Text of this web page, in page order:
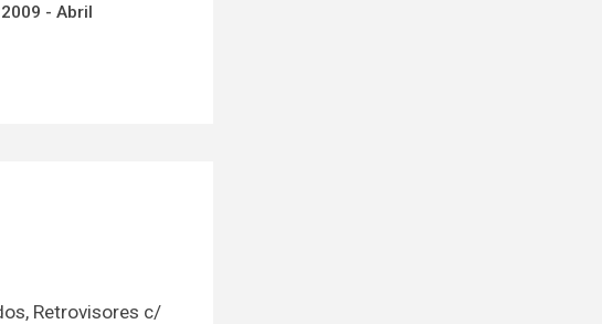
2009 - Abril
Retrovisores c/